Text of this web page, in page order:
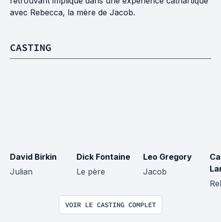
avec Rebecca, la mère de Jacob.
CASTING
David Birkin
Julian
Dick Fontaine
Le père
Leo Gregory
Jacob
VOIR LE CASTING COMPLET